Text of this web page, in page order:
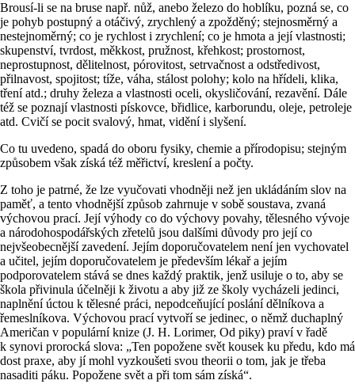
Brousí-li se na bruse např. nůž, anebo železo do hoblíku, pozná se, co
je pohyb postupný a otáčivý, zrychlený a zpožděný; stejnosměrný a
nestejnoměrný; co je rychlost i zrychlení; co je hmota a její vlastnosti;
skupenství, tvrdost, měkkost, pružnost, křehkost; prostornost,
neprostupnost, dělitelnost, pórovitost, setrvačnost a odstředivost,
přilnavost, spojitost; tíže, váha, stálost polohy; kolo na hřídeli, klika,
tření atd.; druhy železa a vlastnosti oceli, okysličování, rezavění. Dále
též se poznají vlastnosti pískovce, břidlice, karborundu, oleje, petroleje
atd. Cvičí se pocit svalový, hmat, vidění i slyšení.
Co tu uvedeno, spadá do oboru fysiky, chemie a přírodopisu; stejným
způsobem však získá též měřictví, kreslení a počty.
Z toho je patrné, že lze vyučovati vhodněji než jen ukládáním slov na
paměť, a tento vhodnější způsob zahrnuje v sobě soustava, zvaná
výchovou prací. Její výhody co do výchovy povahy, tělesného vývoje
a národohospodářských zřetelů jsou dalšími důvody pro její co
nejvšeobecnější zavedení. Jejím doporučovatelem není jen vychovatel
a učitel, jejím doporučovatelem je především lékař a jejím
podporovatelem stává se dnes každý praktik, jenž usiluje o to, aby se
škola přivinula účelněji k životu a aby již ze školy vycházeli jedinci,
naplnění úctou k tělesné práci, nepodceňující poslání dělníkova a
řemeslníkova. Výchovou prací vytvoří se jedinec, o němž duchaplný
Američan v populární knize (J. H. Lorimer, Od piky) praví v řadě
k synovi prorocká slova: „Ten popožene svět kousek ku předu, kdo má
dost praxe, aby jí mohl vyzkoušeti svou theorii o tom, jak je třeba
nasaditi páku. Popožene svět a při tom sám získá“.